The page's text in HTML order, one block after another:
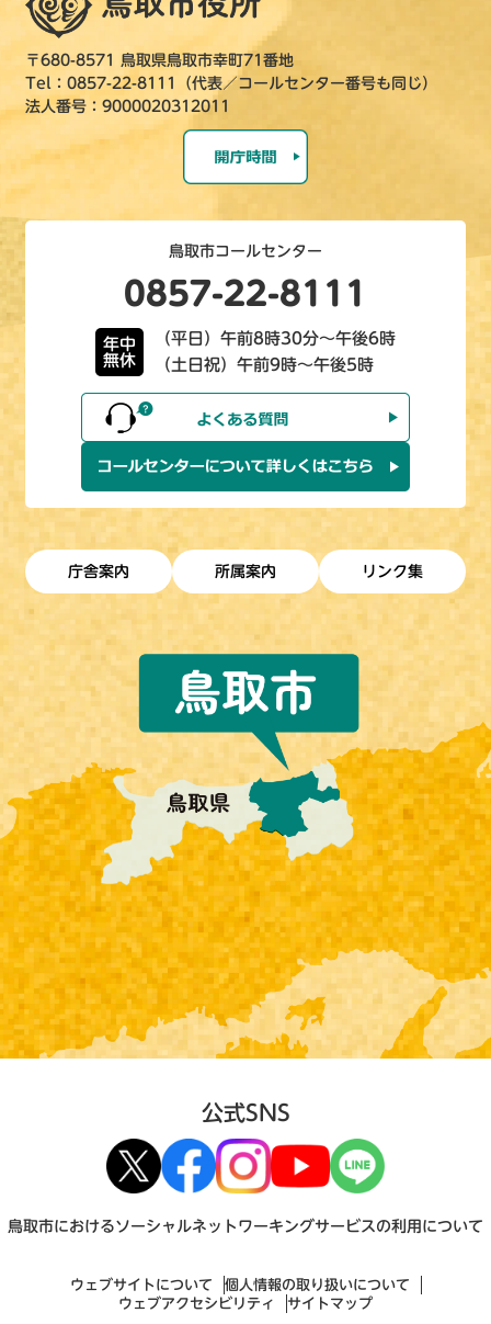
〒680-8571 鳥取県鳥取市幸町71番地
Tel：0857-22-8111（代表／コールセンター番号も同じ）
法人番号：9000020312011
鳥取市コールセンター
0857-22-8111
年中
無休
（平日）午前8時30分～午後6時
（土日祝）午前9時～午後5時
庁舎案内 所属案内 リンク集
公式SNS
鳥取市におけるソーシャルネットワーキングサービスの利用について
ウェブサイトについて
個人情報の取り扱いについて
ウェブアクセシビリティ
サイトマップ